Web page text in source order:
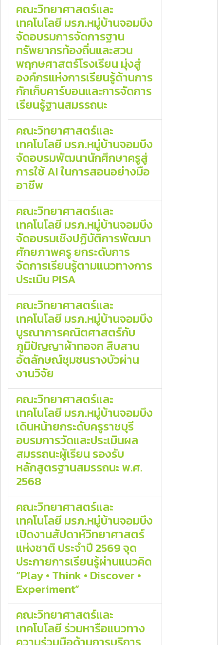
คณะวิทยาศาสตร์และ
เทคโนโลยี มรภ.หมู่บ้านจอมบึง
จัดอบรมการจัดการฐาน
ทรัพยากรท้องถิ่นและสวน
พฤกษศาสตร์โรงเรียน มุ่งสู่
องค์กรแห่งการเรียนรู้ด้านการ
กักเก็บคาร์บอนและการจัดการ
เรียนรู้ฐานสมรรถนะ
คณะวิทยาศาสตร์และ
เทคโนโลยี มรภ.หมู่บ้านจอมบึง
จัดอบรมพัฒนานักศึกษาครูสู่
การใช้ AI ในการสอนอย่างมือ
อาชีพ
คณะวิทยาศาสตร์และ
เทคโนโลยี มรภ.หมู่บ้านจอมบึง
จัดอบรมเชิงปฏิบัติการพัฒนา
ศักยภาพครู ยกระดับการ
จัดการเรียนรู้ตามแนวทางการ
ประเมิน PISA
คณะวิทยาศาสตร์และ
เทคโนโลยี มรภ.หมู่บ้านจอมบึง
บูรณาการคณิตศาสตร์กับ
ภูมิปัญญาผ้าทอจก สืบสาน
อัตลักษณ์ชุมชนรางบัวผ่าน
งานวิจัย
คณะวิทยาศาสตร์และ
เทคโนโลยี มรภ.หมู่บ้านจอมบึง
เดินหน้ายกระดับครูราชบุรี
อบรมการวัดและประเมินผล
สมรรถนะผู้เรียน รองรับ
หลักสูตรฐานสมรรถนะ พ.ศ.
2568
คณะวิทยาศาสตร์และ
เทคโนโลยี มรภ.หมู่บ้านจอมบึง
เปิดงานสัปดาห์วิทยาศาสตร์
แห่งชาติ ประจำปี 2569 จุด
ประกายการเรียนรู้ผ่านแนวคิด
“Play • Think • Discover •
Experiment”
คณะวิทยาศาสตร์และ
เทคโนโลยี ร่วมหารือแนวทาง